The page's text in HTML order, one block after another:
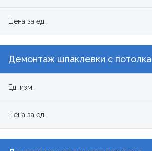
Цена за ед.
Демонтаж шпаклевки с потолка
Ед. изм.
Цена за ед.